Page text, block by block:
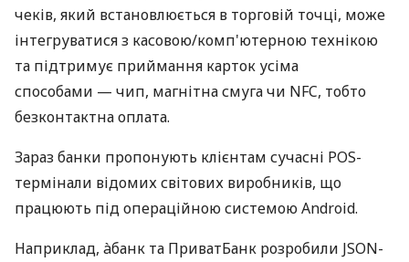
чеків, який встановлюється в торговій точці, може
інтегруватися з касовою/комп'ютерною технікою
та підтримує приймання карток усіма
способами — чип, магнітна смуга чи NFC, тобто
безконтактна оплата.
Зараз банки пропонують клієнтам сучасні POS-
термінали відомих світових виробників, що
працюють під операційною системою Android.
Наприклад, àбанк та ПриватБанк розробили JSON-